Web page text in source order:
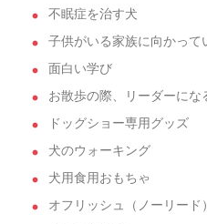
不眠症を治す犬
子供がいる家族に向かって
面白い学び
お散歩の際、リーダーにな
ドッグショー専用グッズ
犬のウォーキング
犬用食用おもちゃ
オフリッシュ（ノーリード